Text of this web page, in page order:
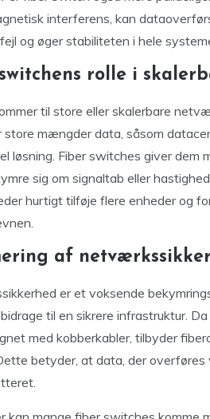
interferens, kan
og øger stabiliteten i hele
rolle i
til store eller skalerbare
store mængder data, såsom
løsning. Fiber switches giver
sig om signaltab eller
hurtigt tilføje flere enheder og
af
er et voksende
til en sikrere infrastruktur.
med kobberkabler, tilbyder
betyder, at data, der